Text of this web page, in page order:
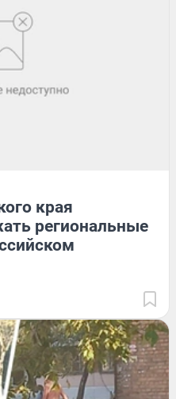
края
региональные